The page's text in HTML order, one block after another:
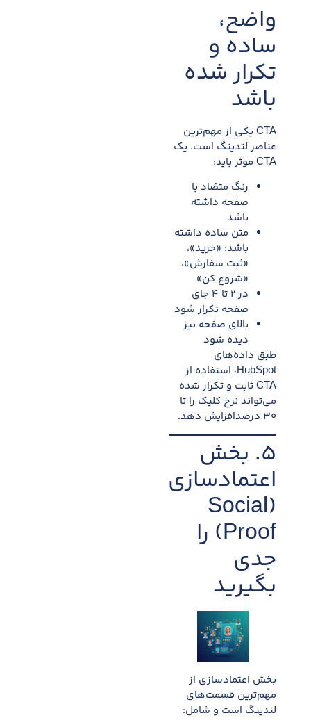
واضح،
ساده و
تکرار شده
باشد
CTA یکی از مهم‌ترین
عناصر لندینگ است. یک
CTA موثر باید:
رنگ متضاد با
صفحه داشته
باشد
متن ساده داشته
باشد: «خرید»،
«ثبت سفارش»،
«شروع کن»
در ۲ تا ۴ جای
صفحه تکرار شود
بالای صفحه نیز
دیده شود
طبق داده‌های
HubSpot، استفاده از
CTA ثابت و تکرار شده
می‌تواند نرخ کلیک را تا
۳۰ درصدافزایش دهد.
۵. بخش
اعتمادسازی
(Social
Proof) را
جدی
بگیرید
بخش اعتمادسازی از
مهم‌ترین قسمت‌های
لندینگ است و شامل: